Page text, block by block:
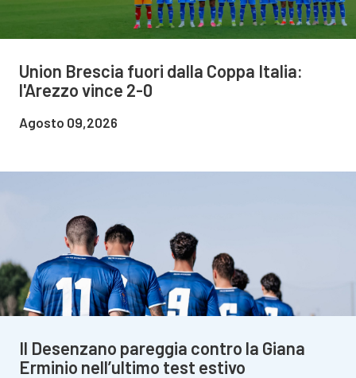
Union Brescia fuori dalla Coppa Italia:
l'Arezzo vince 2-0
Agosto 09,2026
Il Desenzano pareggia contro la Giana
Erminio nell’ultimo test estivo